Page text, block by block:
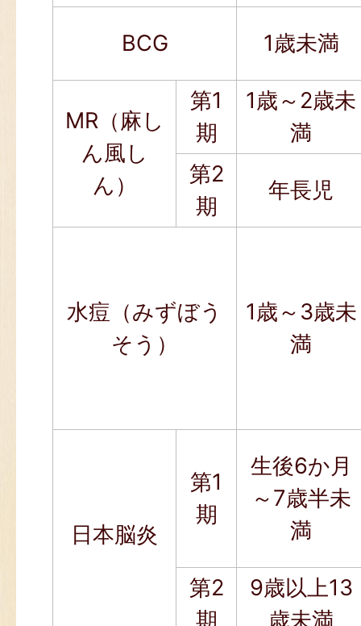
BCG 1歳未満
MR（麻し
ん風し
ん）
第1
期
1歳～2歳未
満
第2
期
年長児
水痘（みずぼう
そう）
1歳～3歳未
満
日本脳炎
第1
期
生後6か月
～7歳半未
満
第2
期
9歳以上13
歳未満